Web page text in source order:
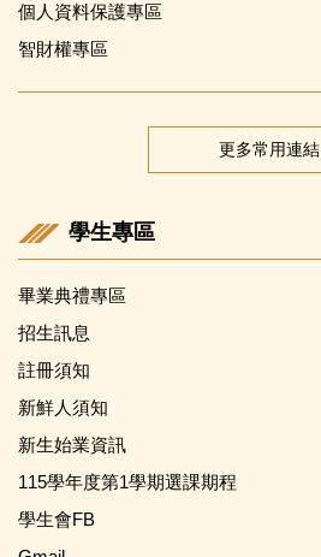
個人資料保護專區
智財權專區
更多常用連結
學生專區
畢業典禮專區
招生訊息
註冊須知
新鮮人須知
新生始業資訊
115學年度第1學期選課期程
學生會FB